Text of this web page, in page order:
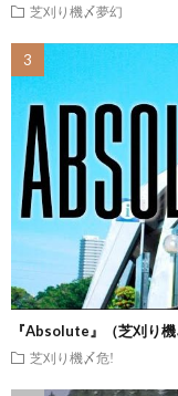
芝刈り機〆夢幻
『Absolute』（芝刈り機
芝刈り機〆危!